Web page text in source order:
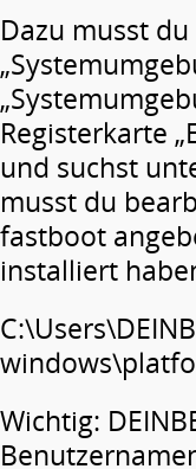
Dazu musst
Registerkarte
und suchst
musst du
fastboot
installiert
Wichtig: